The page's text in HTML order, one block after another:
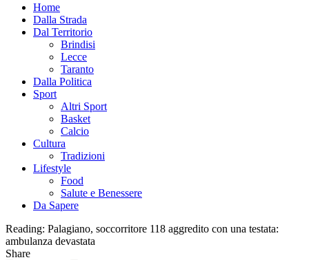
Home
Dalla Strada
Dal Territorio
Brindisi
Lecce
Taranto
Dalla Politica
Sport
Altri Sport
Basket
Calcio
Cultura
Tradizioni
Lifestyle
Food
Salute e Benessere
Da Sapere
Reading: Palagiano, soccorritore 118 aggredito con una testata:
ambulanza devastata
Share